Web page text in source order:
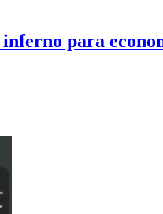
inferno para